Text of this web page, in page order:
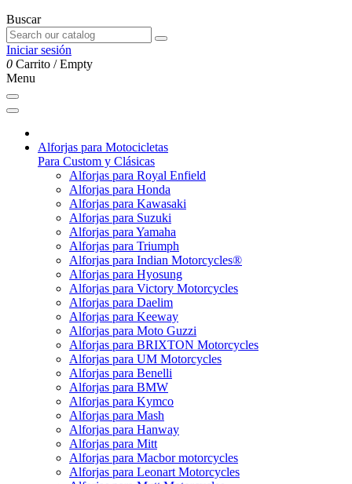
Buscar
Iniciar sesión
0 Carrito /Empty
Menu
Alforjas para Motocicletas
Para Custom y Clásicas
Alforjas para Royal Enfield
Alforjas para Honda
Alforjas para Kawasaki
Alforjas para Suzuki
Alforjas para Yamaha
Alforjas para Triumph
Alforjas para Indian Motorcycles®
Alforjas para Hyosung
Alforjas para Victory Motorcycles
Alforjas para Daelim
Alforjas para Keeway
Alforjas para Moto Guzzi
Alforjas para BRIXTON Motorcycles
Alforjas para UM Motorcycles
Alforjas para Benelli
Alforjas para BMW
Alforjas para Kymco
Alforjas para Mash
Alforjas para Hanway
Alforjas para Mitt
Alforjas para Macbor motorcycles
Alforjas para Leonart Motorcycles